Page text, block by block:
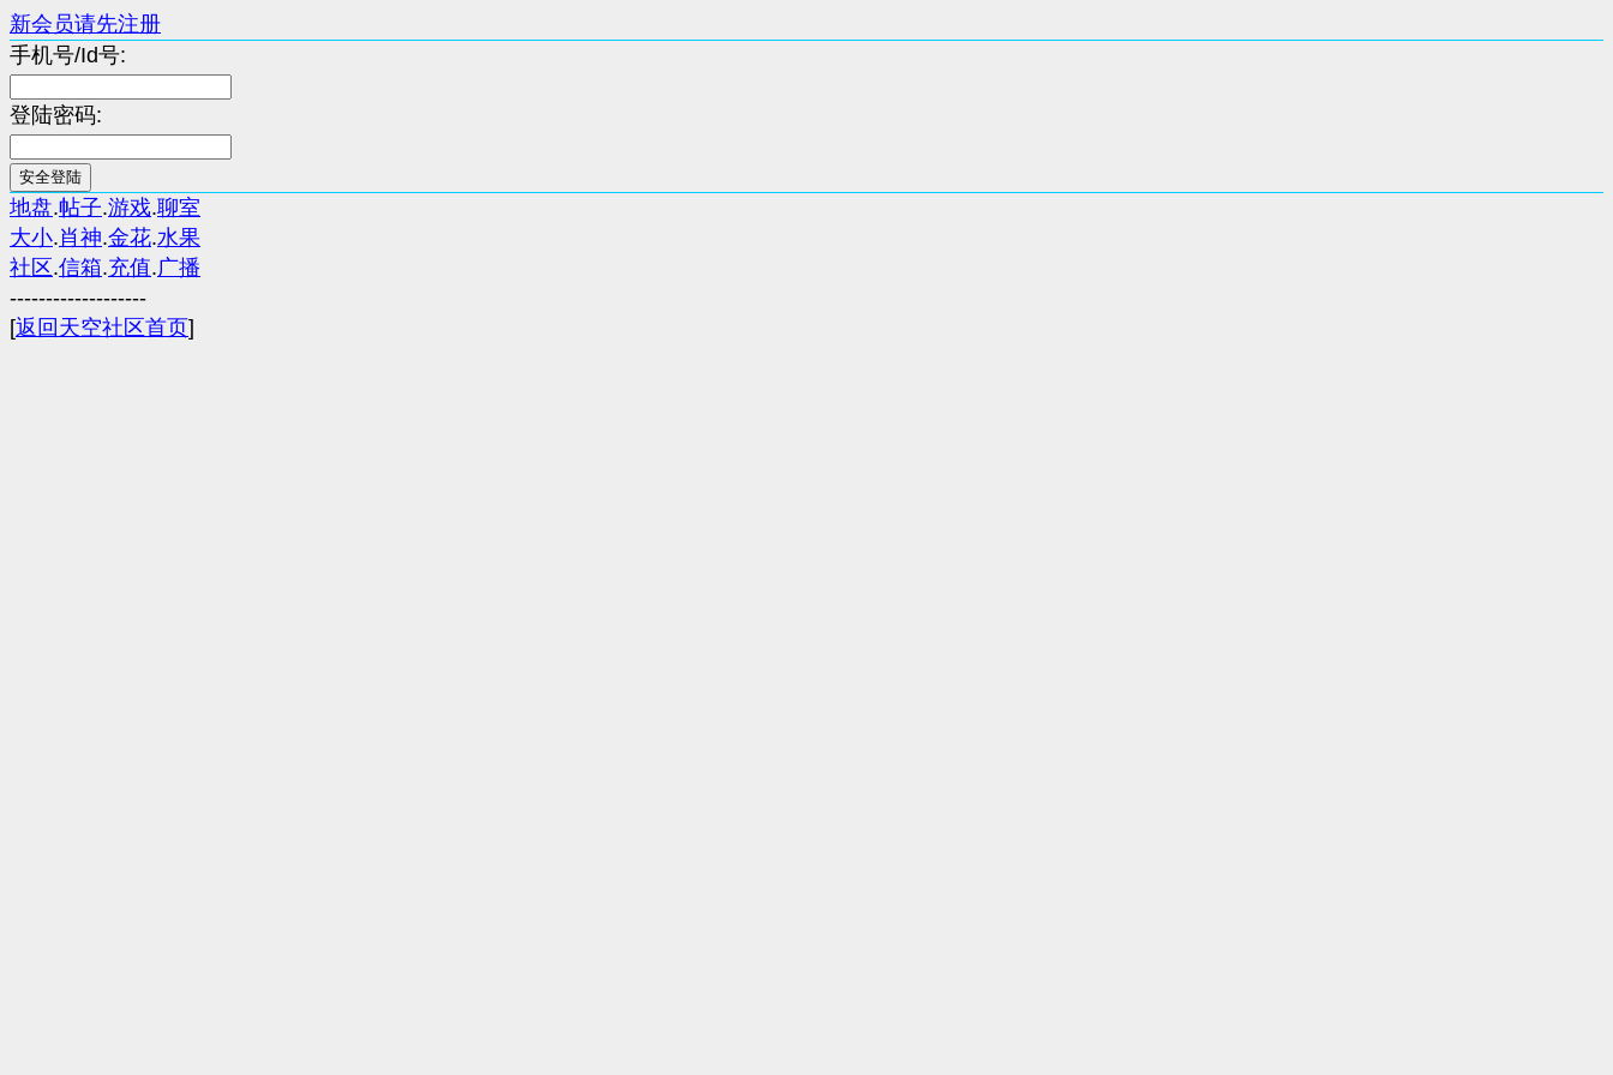
新会员请先注册
手机号/Id号:
登陆密码:
地盘.帖子.游戏.聊室
大小.肖神.金花.水果
社区 .信箱.充值.广播
-------------------
[返回天空社区首页]